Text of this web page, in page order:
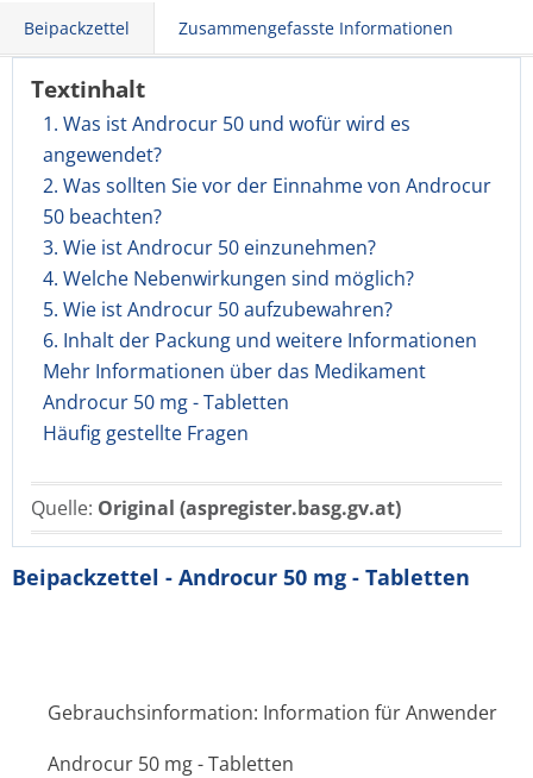
Beipackzettel Zusammengefasste Informationen
Textinhalt
1. Was ist Androcur 50 und wofür wird es
angewendet?
2. Was sollten Sie vor der Einnahme von Androcur
50 beachten?
3. Wie ist Androcur 50 einzunehmen?
4. Welche Nebenwirkungen sind möglich?
5. Wie ist Androcur 50 aufzubewahren?
6. Inhalt der Packung und weitere Informationen
Mehr Informationen über das Medikament
Androcur 50 mg - Tabletten
Häufig gestellte Fragen
Quelle: Original (aspregister.basg.gv.at)
Beipackzettel - Androcur 50 mg - Tabletten
Gebrauchsinformation: Information für Anwender
Androcur 50 mg - Tabletten